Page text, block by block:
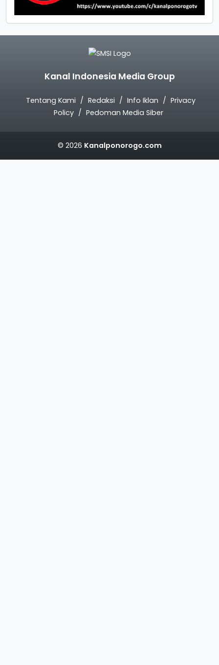
Kanal Indonesia Media Group
Tentang Kami Redaksi Info Iklan
Privacy
Policy
Pedoman Media Siber
© 2026 Kanalponorogo.com